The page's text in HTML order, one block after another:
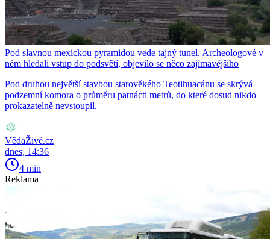
Pod slavnou mexickou pyramidou vede tajný tunel. Archeologové v
něm hledali vstup do podsvětí, objevilo se něco zajímavějšího
Pod druhou největší stavbou starověkého Teotihuacánu se skrývá
podzemní komora o průměru patnácti metrů, do které dosud nikdo
prokazatelně nevstoupil.
VědaŽivě.cz
dnes, 14:36
4 min
Reklama